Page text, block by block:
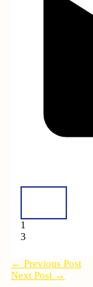
1
3
← Previous Post
Next Post →